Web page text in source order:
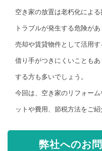
空き家の放置は老朽化によ
トラブルが発生する危険があ
売却や賃貸物件として活用
借り手がつきにくいことも
する方も多いでしょう。
今回は、空き家のリフォー
ットや費用、節税方法をご紹
弊社へのお